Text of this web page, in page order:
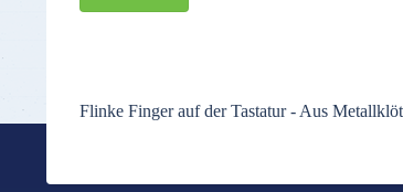
Flinke Finger auf der Tastatur - Aus